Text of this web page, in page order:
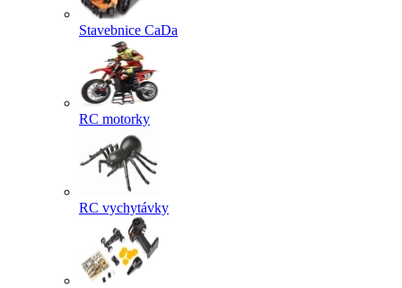
Stavebnice CaDa
RC motorky
RC vychytávky